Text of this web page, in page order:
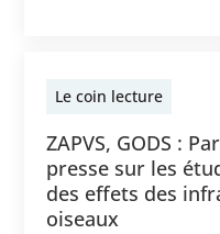
Le coin lecture
ZAPVS, GODS :
presse sur les
des effets des
oiseaux